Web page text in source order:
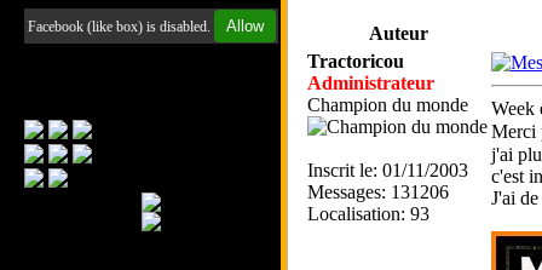
Facebook (like box) is disabled. Allow
Auteur
Tractoricou
Administrateur
Champion du monde
Inscrit le: 01/11/2003
Messages: 131206
Localisation: 93
Week
Merci
j'ai
c'est
J'ai